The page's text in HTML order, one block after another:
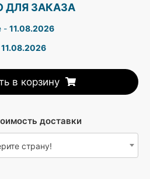
ДЛЯ ЗАКАЗА
- 11.08.2026
11.08.2026
в корзину
доставки
страну!